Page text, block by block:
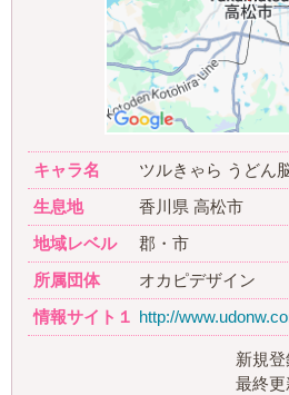
キャラ名
ツルきゃら うどん
生息地
香川県 高松市
地域レベル
郡・市
所属団体
オカピデザイン
情報サイト１ http://
新規
最終更